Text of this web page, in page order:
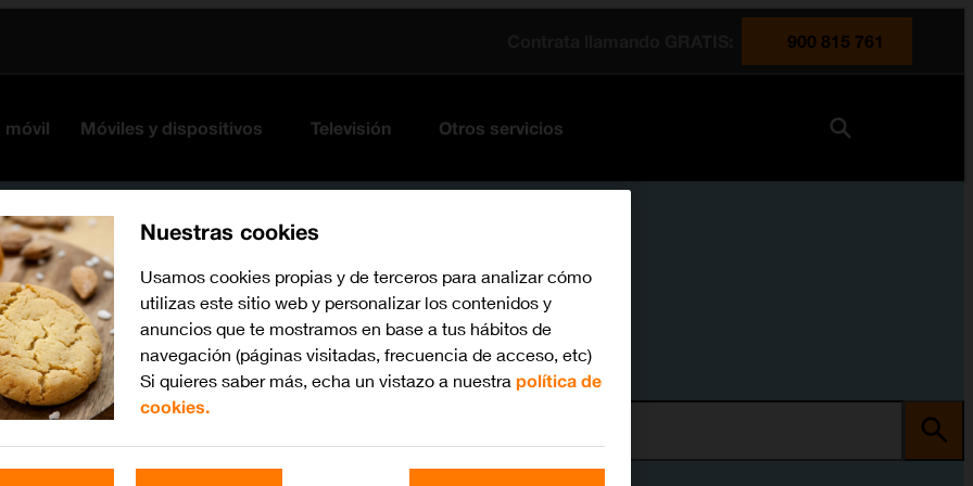
900 815 761
móvil Móviles y dispositivos Televisión Otros servicios
Nuestras cookies
Usamos cookies propias y de terceros para analizar cómo
utilizas este sitio web y personalizar los contenidos y
anuncios que te mostramos en base a tus hábitos de
navegación (páginas visitadas, frecuencia de acceso, etc)
Si quieres saber más, echa un vistazo a nuestra política de
cookies.